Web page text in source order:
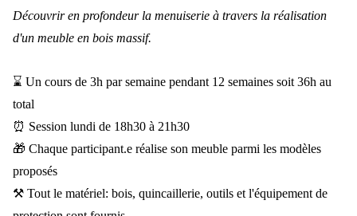
Découvrir en profondeur la menuiserie à travers la réalisation
d'un meuble en bois massif.
⌛ Un cours de 3h par semaine pendant 12 semaines soit 36h au
total
⏰ Session lundi de 18h30 à 21h30
🎁 Chaque participant.e réalise son meuble parmi les modèles
proposés
⚒️ Tout le matériel: bois, quincaillerie, outils et l'équipement de